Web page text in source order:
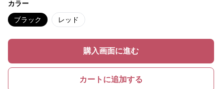
カラー
ブラック レッド
購入画面に進む
カートに追加する